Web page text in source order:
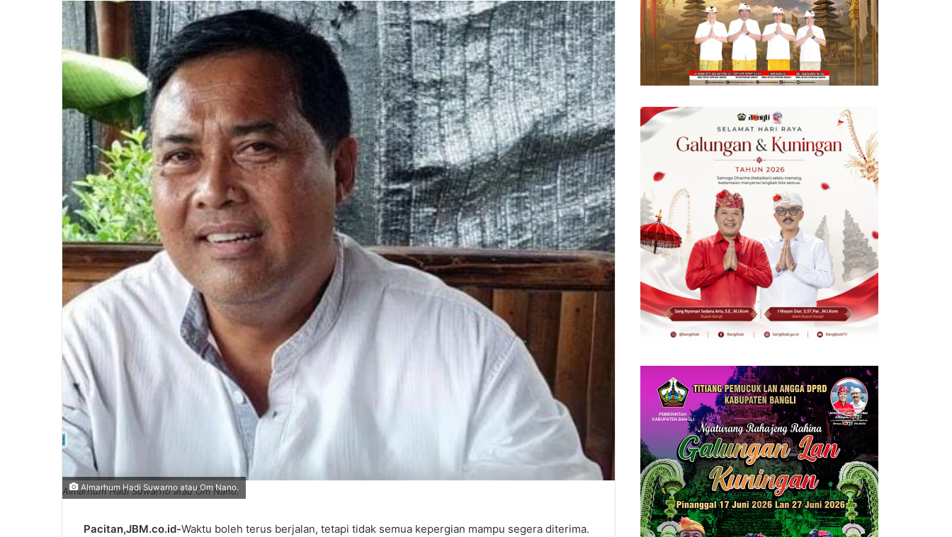
Almarhum Hadi Suwarno atau Om Nano.
Almarhum Hadi Suwarno atau Om Nano.
Pacitan,JBM.co.id-Waktu boleh terus berjalan, tetapi tidak semua kepergian mampu segera diterima.